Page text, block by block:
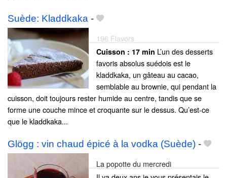
Suède: Kladdkaka -
196 Flavors
Cuisson : 17 min L’un des desserts
favoris absolus suédois est le
kladdkaka, un gâteau au cacao,
semblable au brownie, qui pendant la
cuisson, doit toujours rester humide au centre, tandis que se
forme une couche mince et croquante sur le dessus. Qu’est-ce
que le kladdkaka...
Glögg : vin chaud épicé à la vodka (Suède) -
La popotte du mercredi